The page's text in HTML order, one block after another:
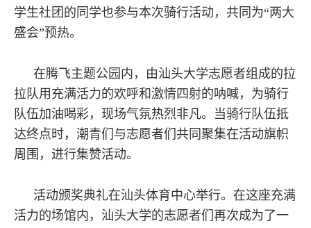
学生社团的同学也参与本次骑行活动，共同为“两大
盛会”预热。
在腾飞主题公园内，由汕头大学志愿者组成的拉
拉队用充满活力的欢呼和激情四射的呐喊，为骑行
队伍加油喝彩，现场气氛热烈非凡。当骑行队伍抵
达终点时，潮青们与志愿者们共同聚集在活动旗帜
周围，进行集赞活动。
活动颁奖典礼在汕头体育中心举行。在这座充满
活力的场馆内，汕头大学的志愿者们再次成为了一